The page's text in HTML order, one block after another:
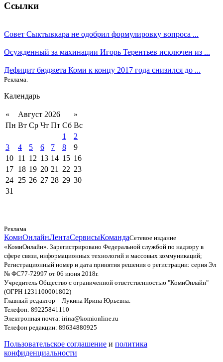
Ссылки
Совет Сыктывкара не одобрил формулировку вопроса ...
Осужденный за махинации Игорь Терентьев исключен из ...
Дефицит бюджета Коми к концу 2017 года снизился до ...
Реклама.
Календарь
« Август 2026
»
Пн Вт Ср Чт Пт Сб Вс
1
2
3
4 5 6 7 8
9
10 11 12 13 14 15 16
17 18 19 20 21 22 23
24 25 26 27 28 29 30
31
Реклама
КомиОнлайнЛентаСервисыКомандаСетевое издание
«КомиОнлайн». Зарегистрировано Федеральной службой по надзору в
сфере связи, информационных технологий и массовых коммуникаций;
Регистрационный номер и дата принятия решения о регистрации: серия Эл
№ ФС77-72997 от 06 июня 2018г.
Учредитель Общество с ограниченной ответственностью "КомиОнлайн"
(ОГРН 1231100001802)
Главный редактор – Лукина Ирина Юрьевна.
Телефон: 89225841110
Электронная почта: irina@komionline.ru
Телефон редакции: 89634880925
Пользовательское соглашение и политика
конфиденциальности